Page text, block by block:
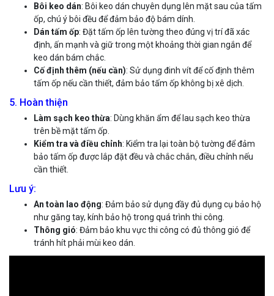
Bôi keo dán: Bôi keo dán chuyên dụng lên mặt sau của tấm
ốp, chú ý bôi đều để đảm bảo độ bám dính.
Dán tấm ốp: Đặt tấm ốp lên tường theo đúng vị trí đã xác
định, ấn mạnh và giữ trong một khoảng thời gian ngắn để
keo dán bám chắc.
Cố định thêm (nếu cần): Sử dụng đinh vít để cố định thêm
tấm ốp nếu cần thiết, đảm bảo tấm ốp không bị xê dịch.
5. Hoàn thiện
Làm sạch keo thừa: Dùng khăn ẩm để lau sạch keo thừa
trên bề mặt tấm ốp.
Kiểm tra và điều chỉnh: Kiểm tra lại toàn bộ tường để đảm
bảo tấm ốp được lắp đặt đều và chắc chắn, điều chỉnh nếu
cần thiết.
Lưu ý:
An toàn lao động: Đảm bảo sử dụng đầy đủ dụng cụ bảo hộ
như găng tay, kính bảo hộ trong quá trình thi công.
Thông gió: Đảm bảo khu vực thi công có đủ thông gió để
tránh hít phải mùi keo dán.